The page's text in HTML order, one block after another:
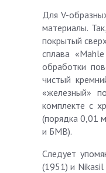
Для V-
материалы.
покрытый
сплава
обработки
чистый
«железный»
комплекте с
(порядка 0,01
и БМВ).
Следует
(1951) и